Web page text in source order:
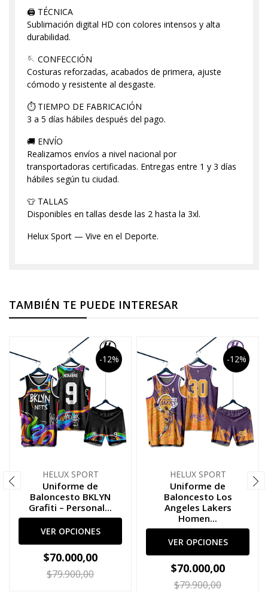
🖨️ TÉCNICA
Sublimación digital HD con colores intensos y alta
durabilidad.
🪡 CONFECCIÓN
Costuras reforzadas, acabados de primera, ajuste
cómodo y resistente al desgaste.
⏱️ TIEMPO DE FABRICACIÓN
3 a 5 días hábiles después del pago.
🚚 ENVÍO
Realizamos envíos a nivel nacional por
transportadoras certificadas. Entregas entre 1 y 3 días
hábiles según tu ciudad.
👕 TALLAS
Disponibles en tallas desde las 2 hasta la 3xl.
Helux Sport — Vive en el Deporte.
TAMBIÉN TE PUEDE INTERESAR
-12%
HELUX SPORT
Uniforme de
Baloncesto BKLYN
Grafiti – Personal...
VER OPCIONES
$70.000,00
$79.900,00
-12%
HELUX SPORT
Uniforme de
Baloncesto Los
Angeles Lakers
Homen...
VER OPCIONES
$70.000,00
$79.900,00